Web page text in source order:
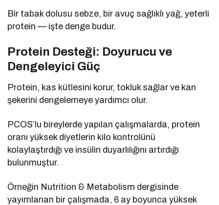
Bir tabak dolusu sebze, bir avuç sağlıklı yağ, yeterli
protein — işte denge budur.
Protein Desteği: Doyurucu ve
Dengeleyici Güç
Protein, kas kütlesini korur, tokluk sağlar ve kan
şekerini dengelemeye yardımcı olur.
PCOS’lu bireylerde yapılan çalışmalarda, protein
oranı yüksek diyetlerin kilo kontrolünü
kolaylaştırdığı ve insülin duyarlılığını artırdığı
bulunmuştur.
Örneğin Nutrition & Metabolism dergisinde
yayımlanan bir çalışmada, 6 ay boyunca yüksek